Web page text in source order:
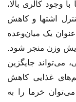
کالری بالا،
اشتها و کاهش
یک میان‌وعده
وزن منجر شود.
می‌تواند جایگزین
غذایی کاهش
خرما را به